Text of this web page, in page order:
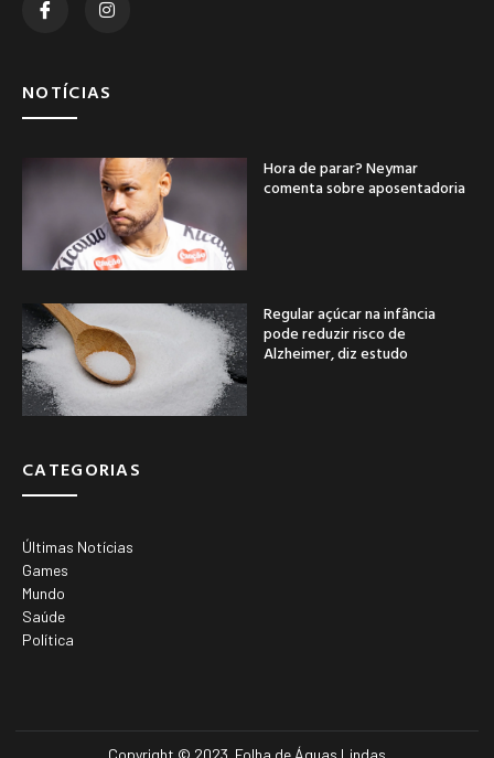
NOTÍCIAS
Hora de parar? Neymar
comenta sobre aposentadoria
Regular açúcar na infância
pode reduzir risco de
Alzheimer, diz estudo
CATEGORIAS
Últimas Notícias
Games
Mundo
Saúde
Política
Copyright © 2023. Folha de Águas Lindas